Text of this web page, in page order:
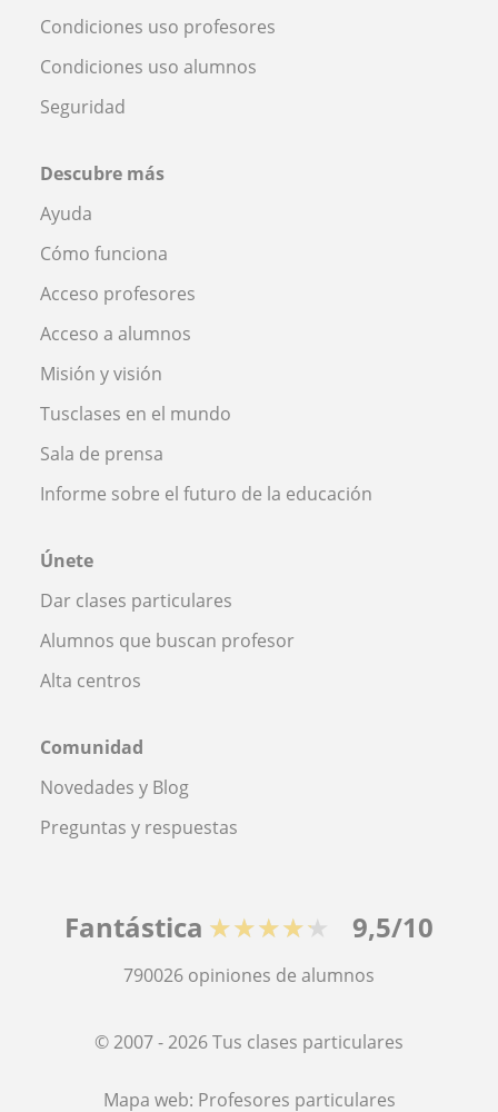
Condiciones uso profesores
Condiciones uso alumnos
Seguridad
Descubre más
Ayuda
Cómo funciona
Acceso profesores
Acceso a alumnos
Misión y visión
Tusclases en el mundo
Sala de prensa
Informe sobre el futuro de la educación
Únete
Dar clases particulares
Alumnos que buscan profesor
Alta centros
Comunidad
Novedades y Blog
Preguntas y respuestas
Fantástica ★★★★★ 9,5/10
790026 opiniones de alumnos
© 2007 - 2026 Tus clases particulares
Mapa web: Profesores particulares